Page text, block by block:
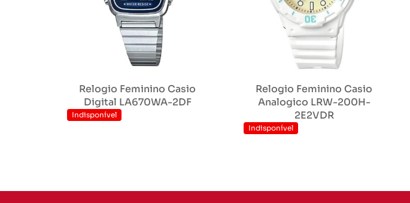
Relogio Feminino Casio
Digital LA670WA-2DF
Indisponível
Relogio Feminino Casio
Analogico LRW-200H-
2E2VDR
Indisponível